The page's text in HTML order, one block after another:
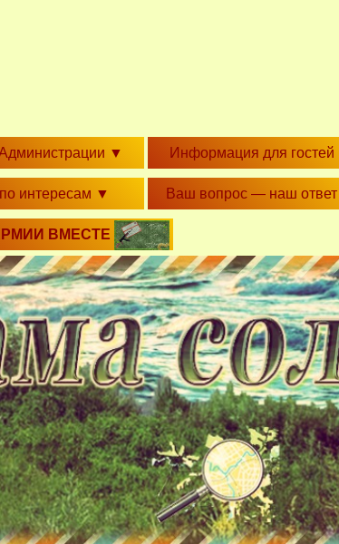
▼ Информация для гостей
интересам ▼ Ваш вопрос — наш ответ
ВМЕСТЕ